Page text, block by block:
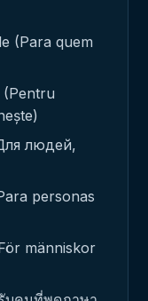
(Para quem
(Pentru
людей,
personas
människor